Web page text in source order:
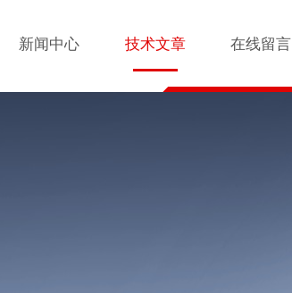
新闻中心 技术文章 在线留言